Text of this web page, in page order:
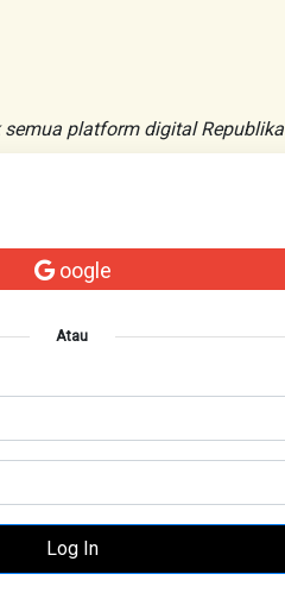
platform digital Republika
oogle
Atau